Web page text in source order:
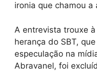
ironia que chamou
A entrevista trouxe
herança do SBT,
especulação na
Abravanel, foi